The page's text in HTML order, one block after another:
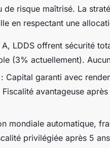
de risque maîtrisé. La
en respectant une
LDDS offrent sécurité
(3% actuellement).
: Capital garanti avec
avantageuse
mondiale automatique,
privilégiée après 5